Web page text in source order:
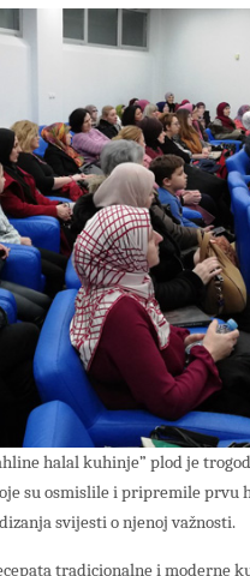
halal kuhinje” plod je
su osmislile i pripremile prvu
svijesti o njenoj važnosti.
tradicionalne i moderne